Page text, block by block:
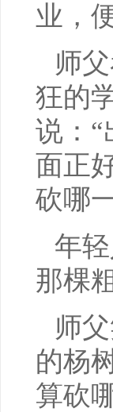
业，
师
狂的
说：
面正
砍哪
年
那棵
师
的杨
算砍